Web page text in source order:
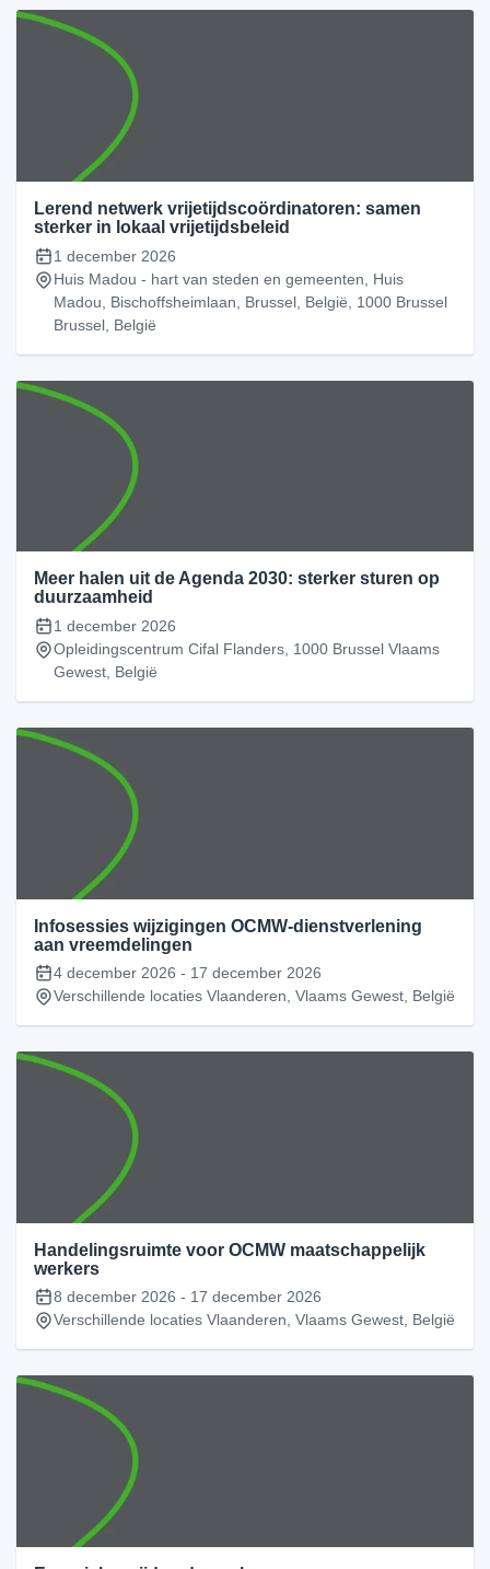
Lerend netwerk vrijetijdscoördinatoren: samen
sterker in lokaal vrijetijdsbeleid
1 december 2026
Huis Madou - hart van steden en gemeenten, Huis
Madou, Bischoffsheimlaan, Brussel, België, 1000 Brussel
Brussel, België
Meer halen uit de Agenda 2030: sterker sturen op
duurzaamheid
1 december 2026
Opleidingscentrum Cifal Flanders, 1000 Brussel Vlaams
Gewest, België
Infosessies wijzigingen OCMW-dienstverlening
aan vreemdelingen
4 december 2026 - 17 december 2026
Verschillende locaties Vlaanderen, Vlaams Gewest, België
Handelingsruimte voor OCMW maatschappelijk
werkers
8 december 2026 - 17 december 2026
Verschillende locaties Vlaanderen, Vlaams Gewest, België